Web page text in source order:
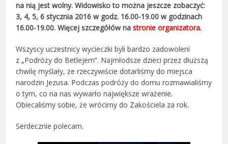
na nią jest wolny. Widowisko to można jeszcze zobaczyć:
3, 4, 5, 6 stycznia 2016 w godz. 16.00-19.00 w godzinach
16.00-19.00. Więcej szczegółów nastronie organizatora.
Wszyscy uczestnicy wycieczki byli bardzo zadowoleni
z „Podróży do Betlejem”. Najmłodsze dzieci przez dłuższą
chwilę myślały, że rzeczywiście dotarliśmy do miejsca
narodzin Jezusa. Podczas podróży do domu rozmawialiśmy
o tym, co na nas wywarło największe wrażenie.
Obiecaliśmy sobie, że wrócimy do Zakościela za rok.
Serdecznie polecam.